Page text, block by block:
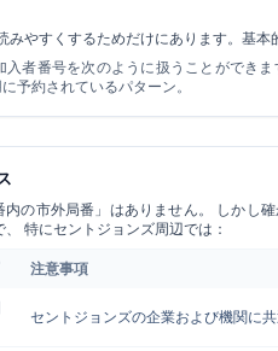
みやすくするためだけにあります。基本
者番号を次のように扱うことができま
予約されているパターン。
の市外局番」はありません。 しかし確
特にセントジョンズ周辺では：
注意事項
セントジョンズの企業および機関に共